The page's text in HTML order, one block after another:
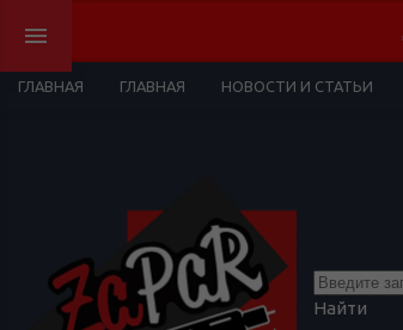
ГЛАВНАЯ ГЛАВНАЯ НОВОСТИ И СТАТЬИ
Найти